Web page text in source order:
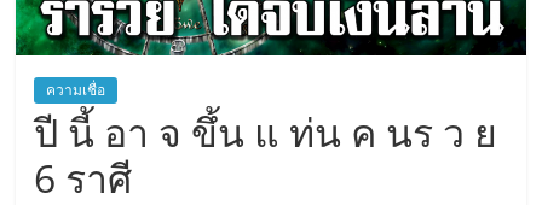
ความเชื่อ
ปี นี้ อา จ ขึ้น แ ท่น ค นร ว ย
6 ราศี